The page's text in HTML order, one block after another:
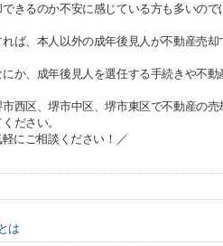
きるのか不安に感じている方も多いので
ば、本人以外の成年後見人が不動産売却
か、成年後見人を選任する手続きや不動
西区、堺市中区、堺市東区で不動産の売
ださい。
軽にご相談ください！／
は